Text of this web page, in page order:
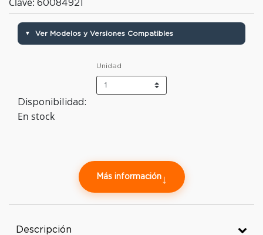
60084921
▼ Ver Modelos y Versiones Compatibles
Unidad
Disponibilidad:
En stock
Más información↓
Descripción